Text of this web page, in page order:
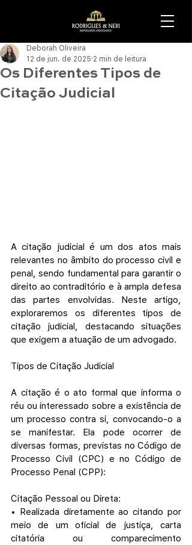
Os Diferentes Tipos de
Citação Judicial
Deborah Oliveira
12 de jun. de 2025 2 min de leitura
A citação judicial é um dos atos mais
relevantes no âmbito do processo civil e
penal, sendo fundamental para garantir o
direito ao contraditório e à ampla defesa
das partes envolvidas. Neste artigo,
exploraremos os diferentes tipos de
citação judicial, destacando situações
que exigem a atuação de um advogado.
Tipos de Citação Judicial
A citação é o ato formal que informa o
réu ou interessado sobre a existência de
um processo contra si, convocando-o a
se manifestar. Ela pode ocorrer de
diversas formas, previstas no Código de
Processo Civil (CPC) e no Código de
Processo Penal (CPP):
Citação Pessoal ou Direta:
• Realizada diretamente ao citando por
meio de um oficial de justiça, carta
citatória ou comparecimento